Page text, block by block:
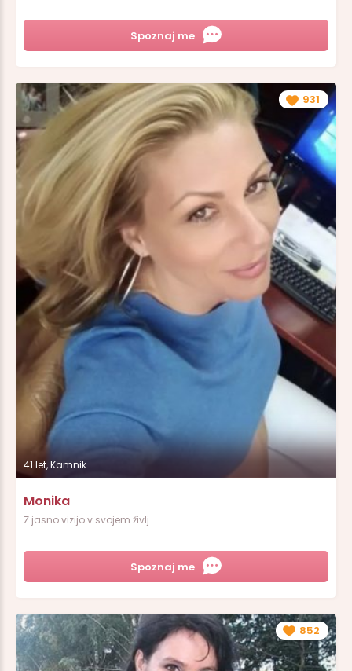
Spoznaj me
931
41 let, Kamnik
Monika
Z jasno vizijo v svojem življ ...
Spoznaj me
852